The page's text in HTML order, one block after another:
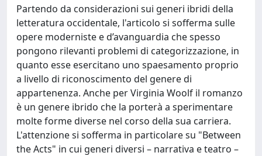
Partendo da considerazioni sui generi ibridi della
letteratura occidentale, l'articolo si sofferma sulle
opere moderniste e d’avanguardia che spesso
pongono rilevanti problemi di categorizzazione, in
quanto esse esercitano uno spaesamento proprio
a livello di riconoscimento del genere di
appartenenza. Anche per Virginia Woolf il romanzo
è un genere ibrido che la porterà a sperimentare
molte forme diverse nel corso della sua carriera.
L'attenzione si sofferma in particolare su "Between
the Acts" in cui generi diversi – narrativa e teatro –